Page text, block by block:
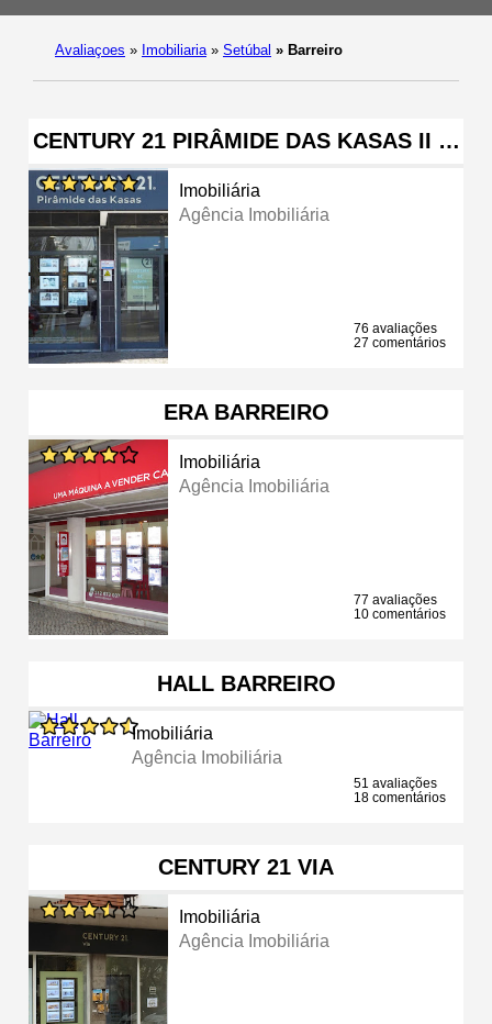
Avaliaçoes » Imobiliaria » Setúbal » Barreiro
CENTURY 21 PIRÂMIDE DAS KASAS II …
Imobiliária
Agência Imobiliária
76 avaliações
27 comentários
ERA BARREIRO
Imobiliária
Agência Imobiliária
77 avaliações
10 comentários
HALL BARREIRO
Imobiliária
Agência Imobiliária
51 avaliações
18 comentários
CENTURY 21 VIA
Imobiliária
Agência Imobiliária